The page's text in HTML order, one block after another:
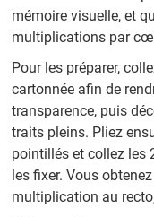
mémoire visuelle, et
multiplications par
Pour les préparer,
cartonnée afin de
transparence, puis
traits pleins. Pliez
pointillés et collez les
les fixer. Vous
multiplication au